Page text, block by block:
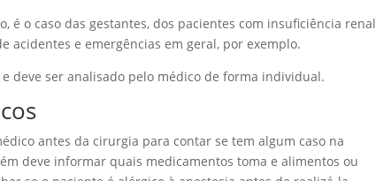
é o caso das gestantes, dos pacientes com insuficiência renal
acidentes e emergências em geral, por exemplo.
deve ser analisado pelo médico de forma individual.
antes da cirurgia para contar se tem algum caso na
deve informar quais medicamentos toma e alimentos ou